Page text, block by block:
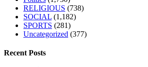
RELIGIOUS (738)
SOCIAL (1,182)
SPORTS (281)
Uncategorized (377)
Recent Posts